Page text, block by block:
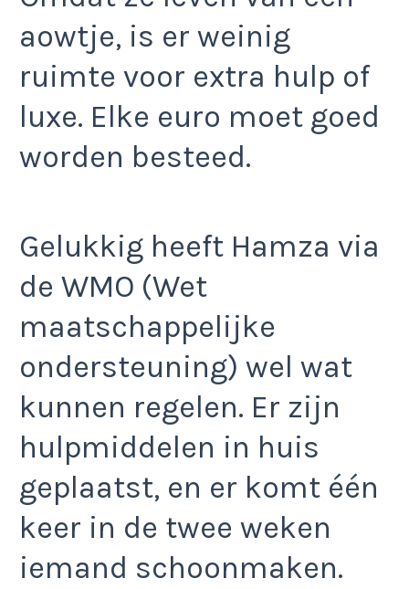
aowtje, is er weinig
ruimte voor extra hulp of
luxe. Elke euro moet goed
worden besteed.
Gelukkig heeft Hamza via
de WMO (Wet
maatschappelijke
ondersteuning) wel wat
kunnen regelen. Er zijn
hulpmiddelen in huis
geplaatst, en er komt één
keer in de twee weken
iemand schoonmaken.